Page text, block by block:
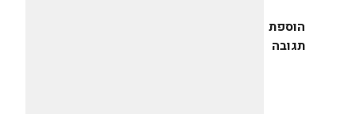
הוספת
תגובה